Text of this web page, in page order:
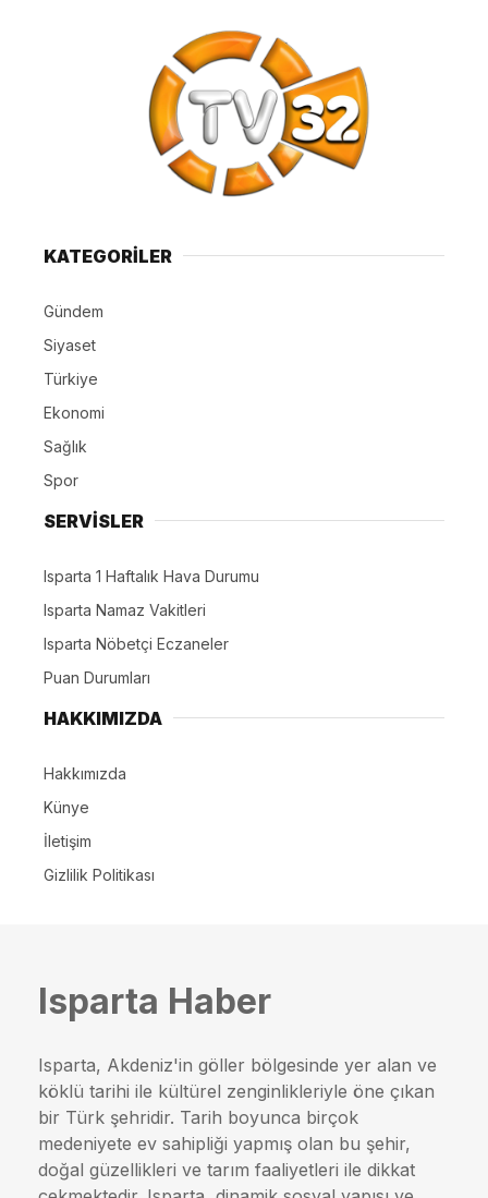
KATEGORİLER
Gündem
Siyaset
Türkiye
Ekonomi
Sağlık
Spor
SERVİSLER
Isparta 1 Haftalık Hava Durumu
Isparta Namaz Vakitleri
Isparta Nöbetçi Eczaneler
Puan Durumları
HAKKIMIZDA
Hakkımızda
Künye
İletişim
Gizlilik Politikası
Isparta Haber
Isparta, Akdeniz'in göller bölgesinde yer alan ve
köklü tarihi ile kültürel zenginlikleriyle öne çıkan
bir Türk şehridir. Tarih boyunca birçok
medeniyete ev sahipliği yapmış olan bu şehir,
doğal güzellikleri ve tarım faaliyetleri ile dikkat